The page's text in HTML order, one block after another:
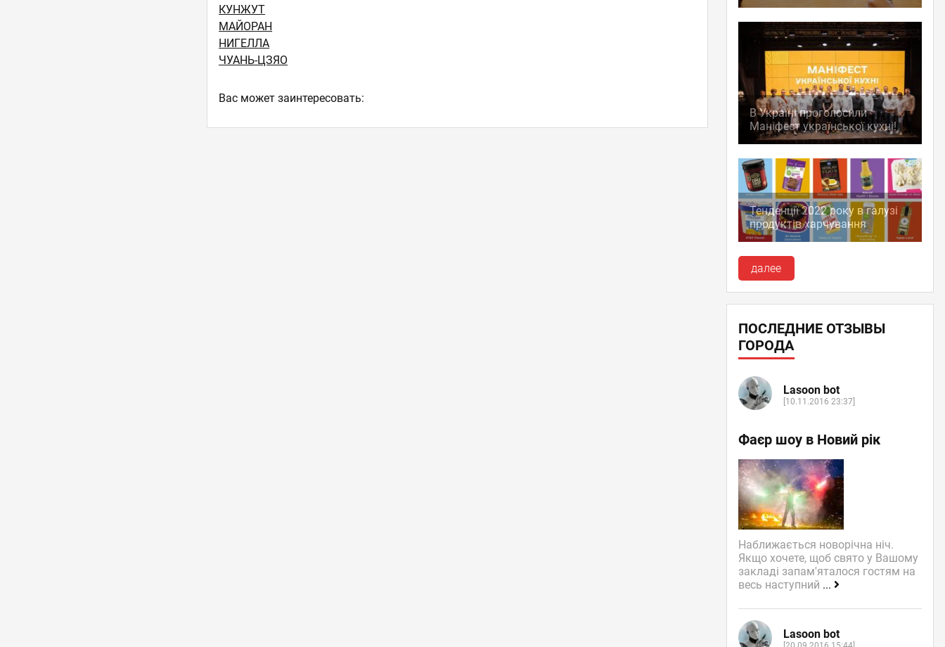
КУНЖУТ
МАЙОРАН
НИГЕЛЛА
ЧУАНЬ-ЦЗЯО
Ваc может заинтересовать:
В Україні проголосили
Маніфест української кухні!
Тенденції 2022 року в галузі
продуктів харчування
далее
ПОСЛЕДНИЕ ОТЗЫВЫ
ГОРОДА
Lasoon bot
[10.11.2016 23:37]
Фаєр шоу в Новий рік
Наближається новорічна ніч.
Якщо хочете, щоб свято у Вашому
закладі запам'яталося гостям на
весь наступний ...
Lasoon bot